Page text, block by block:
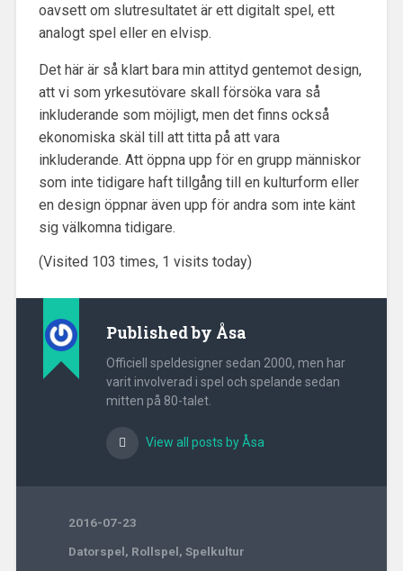
oavsett om slutresultatet är ett digitalt spel, ett
analogt spel eller en elvisp.
Det här är så klart bara min attityd gentemot design,
att vi som yrkesutövare skall försöka vara så
inkluderande som möjligt, men det finns också
ekonomiska skäl till att titta på att vara
inkluderande. Att öppna upp för en grupp människor
som inte tidigare haft tillgång till en kulturform eller
en design öppnar även upp för andra som inte känt
sig välkomna tidigare.
(Visited 103 times, 1 visits today)
Published by Åsa
Officiell speldesigner sedan 2000, men har
varit involverad i spel och spelande sedan
mitten på 80-talet.
View all posts by Åsa
2016-07-23
Datorspel, Rollspel, Spelkultur